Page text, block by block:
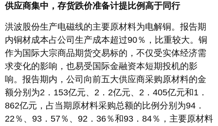
供应商集中，存货跌价准备计提比例高于同行
洪波股份生产电磁线的主要原材料为电解铜。报告期
内铜材成本占公司生产成本超过90％，比重较大。铜
作为国际大宗商品期货交易标的，不仅受实体经济需
求变化的影响，也易受国际金融资本短期投机的影
响。报告期内，公司向前五大供应商采购原材料的金
额分别为2．153亿元、2．2亿元、2．405亿元和1．
862亿元，占当期原材料采购总额的比例分别为94．
22％、93．57％、92．36％和93．84％，主要原材料